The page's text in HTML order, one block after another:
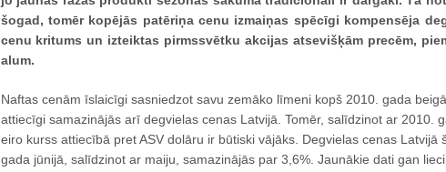
šogad, tomēr kopējās patēriņa cenu izmaiņas spēcīgi kompensēja
cenu kritums un izteiktas pirmssvētku akcijas atsevišķām precēm,
alum.
Naftas cenām īslaicīgi sasniedzot savu zemāko līmeni kopš 2010. gada
attiecīgi samazinājās arī degvielas cenas Latvijā. Tomēr, salīdzinot ar 2010.
eiro kurss attiecībā pret ASV dolāru ir būtiski vājāks. Degvielas cenas Latvijā
gada jūnijā, salīdzinot ar maiju, samazinājās par 3,6%. Jaunākie dati gan